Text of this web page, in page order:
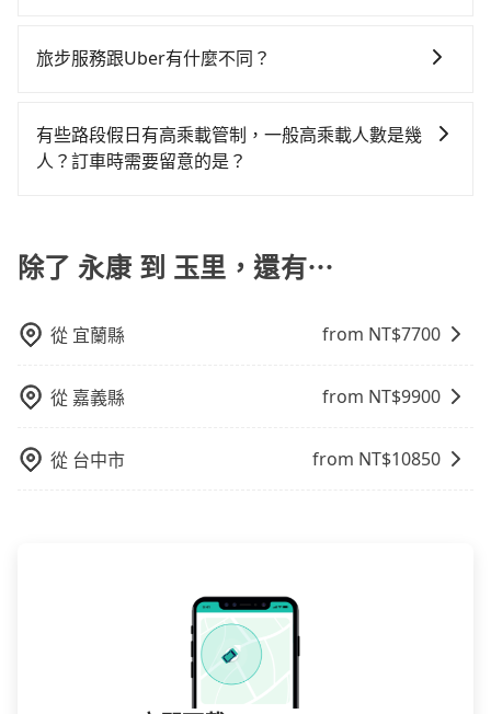
約包車，不僅至少額外負擔660元車資，而且更會額外浪
者，租車地點可能離你的住家/辦公室/起點還有段路，且
要先自行加滿油，如遇到不肖業者，還車時可能遭遇各
種莫名理由而被額外收費，風險可謂不小。
康到玉里的跳表小黃可能較為便宜，但當你們人數超過
車。 時間：需在特定時間到達目的地可選包車或計程
則可搭乘大眾運輸。
車前一日凌晨6點前取消均可無條件全額退費的承諾，讓
趟車的資訊，所以如果需要來回叫車，請分兩筆訂單預
不限單程或來回。
旅步服務跟Uber有什麼不同？
中長程提供最優惠的價格。 (3) 全台服務，不分城市與郊
區。 (4) 有較為嚴謹的乘車時間與取消政策。
有些路段假日有高乘載管制，一般高乘載人數是幾
人？訂車時需要留意的是？
四種車輛可以通行：(一) 乘載3人(含駕駛和小孩)以上的
小型車，(二) 大型客車，(三) 計程車，(四) 駕駛或乘客持
行證之小型車。如果您的出行路線會經過高乘載管制時
除了 永康 到 玉里，還有⋯
從 宜蘭縣 from NT$7700
從 嘉義縣 from NT$9900
從 台中市 from NT$10850